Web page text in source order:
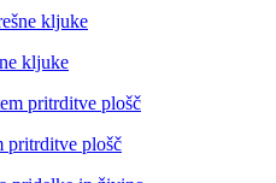
kljuke
pritrditve plošč